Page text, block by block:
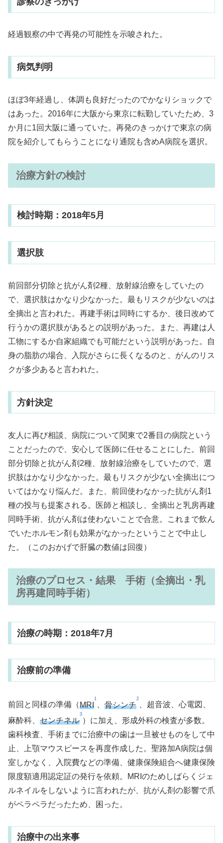
経過観察の中で再発の可能性を示唆された。
病気判明
ほぼ3年経過し、体調も良好だったのでかなりショックで
はあった。2016年に大阪から東京に転勤していたため、3
か月に1回大阪に通っていた。再発のきっかけで東京の病
院を紹介してもらうことになり通院も含めA病院を選択。
治療方針の検討
検討時期：2018年5月
選択肢
前回部分切除と抗がん剤2種、放射線治療をしていたの
で、選択肢はかなり少なかった。最もリスクが少ないのは
全摘出と言われた。再建手術は同時にするか、後日改めて
行うかの選択肢があるとの説明があった。また、再建は人
工物にするか自家組織でも可能だという説明があった。自
身の脂肪の場合、入院がさらに長くなるのと、がんのリス
クが多少あると言われた。
方針決定
友人に再び相談、病院について関東で2番目の病院という
ことだったので、安心して医師に任せることにした。前回
部分切除と抗がん剤2種、放射線治療をしていたので、選
択肢はかなり少なかった。最もリスクが少ない全摘出につ
いてはかなり悩んだ。また、前回使わなかった抗がん剤1
種の投与も提案される。医師と相談し、全摘出と乳房再建
同時手術、抗がん剤は使わないことで合意。これまで飲ん
でいたホルモン剤も効果がなかったということで中止し
た。（このおかげで肝臓の数値は回復）
治療のプロセス・結果 手術（全摘出・乳
房再建同時手術）
治療の時期：2018年7月
治療前の準備
前回と同様の準備（MRI
1
、 骨シンチ
2
、超音波、心電図、
麻酔科、 センチネル
3
）に加え、形成外科の検査が多数。
歯科検査、手術までに治療中の歯は一旦被せものをして中
止、上顎マウスピースを再度作成した。聖路加A病院は個
室しかなく、入院費などの準備、健康保険組合へ健康保険
限度額適用認定証の発行を依頼。MRIのためしばらくジェ
ルネイルをしないように言われたが、抗がん剤の影響で爪
がペラペラだったため、困った。
治療中の出来事